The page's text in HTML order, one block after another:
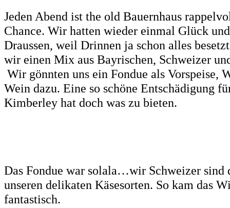
Jeden Abend ist the old Bauernhaus
Chance. Wir hatten wieder einmal Glück
Draussen, weil Drinnen ja schon alles
wir einen Mix aus Bayrischen, Schweizer
Wir gönnten uns ein Fondue als Vorspeise,
Wein dazu. Eine so schöne Entschädigung
Kimberley hat doch was zu bieten.
Das Fondue war solala…wir Schweizer sind
unseren delikaten Käsesorten. So kam das
fantastisch.